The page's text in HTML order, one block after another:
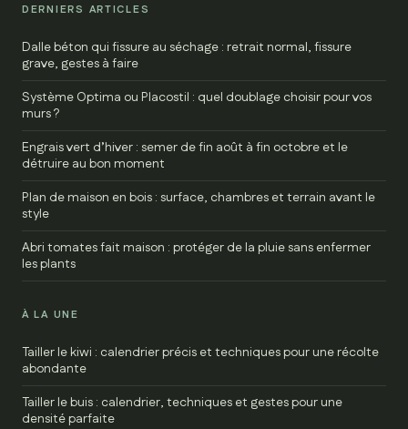
DERNIERS ARTICLES
Dalle béton qui fissure au séchage : retrait normal, fissure
grave, gestes à faire
Système Optima ou Placostil : quel doublage choisir pour vos
murs ?
Engrais vert d’hiver : semer de fin août à fin octobre et le
détruire au bon moment
Plan de maison en bois : surface, chambres et terrain avant le
style
Abri tomates fait maison : protéger de la pluie sans enfermer
les plants
À LA UNE
Tailler le kiwi : calendrier précis et techniques pour une récolte
abondante
Tailler le buis : calendrier, techniques et gestes pour une
densité parfaite